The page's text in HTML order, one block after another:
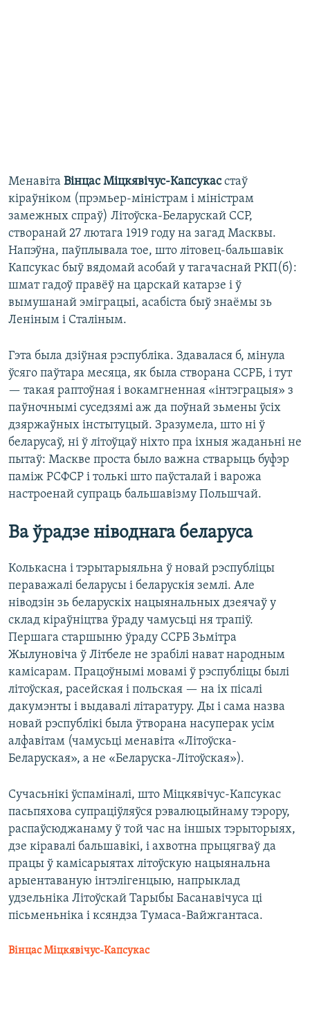
Менавіта Вінцас Міцкявічус-Капсукасстаў
кіраўніком (прэмьер-міністрам і міністрам
замежных спраў) Літоўска-Беларускай ССР,
створанай 27 лютага 1919 году на загад Масквы.
Напэўна, паўплывала тое, што літовец-бальшавік
Капсукас быў вядомай асобай у тагачаснай РКП(б):
шмат гадоў правёў на царскай катарзе і ў
вымушанай эміграцыі, асабіста быў знаёмы зь
Леніным і Сталіным.
Гэта была дзіўная рэспубліка. Здавалася б, мінула
ўсяго паўтара месяца, як была створана ССРБ, і тут
— такая раптоўная і вокамгненная «інтэграцыя» з
паўночнымі суседзямі аж да поўнай зьмены ўсіх
дзяржаўных інстытуцый. Зразумела, што ні ў
беларусаў, ні ў літоўцаў ніхто пра іхныя жаданьні не
пытаў: Маскве проста было важна стварыць буфэр
паміж РСФСР і толькі што паўсталай і варожа
настроенай супраць бальшавізму Польшчай.
Ва ўрадзе ніводнага беларуса
Колькасна і тэрытарыяльна ў новай рэспубліцы
пераважалі беларусы і беларускія землі. Але
ніводзін зь беларускіх нацыянальных дзеячаў у
склад кіраўніцтва ўраду чамусьці ня трапіў.
Першага старшыню ўраду ССРБ Зьмітра
Жылуновіча ў Літбеле не зрабілі нават народным
камісарам. Працоўнымі мовамі ў рэспубліцы былі
літоўская, расейская і польская — на іх пісалі
дакумэнты і выдавалі літаратуру. Ды і сама назва
новай рэспублікі была ўтворана насуперак усім
алфавітам (чамусьці менавіта «Літоўска-
Беларуская», а не «Беларуска-Літоўская»).
Сучасьнікі ўспаміналі, што Міцкявічус-Капсукас
пасьпяхова супраціўляўся рэвалюцыйнаму тэрору,
распаўсюджанаму ў той час на іншых тэрыторыях,
дзе кіравалі бальшавікі, і ахвотна прыцягваў да
працы ў камісарыятах літоўскую нацыянальна
арыентаваную інтэлігенцыю, напрыклад
удзельніка Літоўскай Тарыбы Басанавічуса ці
пісьменьніка і ксяндза Тумаса-Вайжгантаса.
Вінцас Міцкявічус-Капсукас